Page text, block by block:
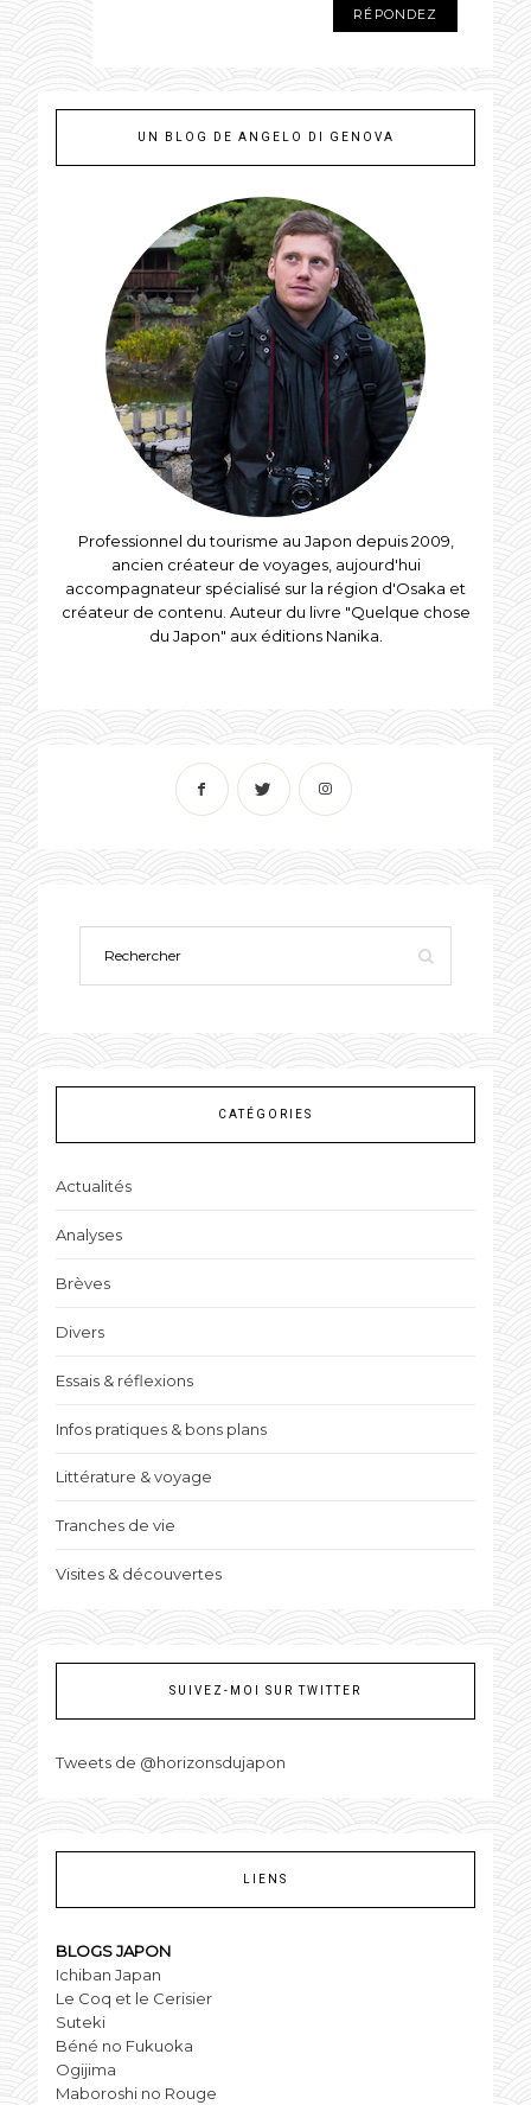
RÉPONDEZ
UN BLOG DE ANGELO DI GENOVA
Professionnel du tourisme au Japon depuis 2009,
ancien créateur de voyages, aujourd'hui
accompagnateur spécialisé sur la région d'Osaka et
créateur de contenu. Auteur du livre "Quelque chose
du Japon" aux éditions Nanika.
CATÉGORIES
Actualités
Analyses
Brèves
Divers
Essais & réflexions
Infos pratiques & bons plans
Littérature & voyage
Tranches de vie
Visites & découvertes
SUIVEZ-MOI SUR TWITTER
Tweets de @horizonsdujapon
LIENS
BLOGS JAPON
Ichiban Japan
Le Coq et le Cerisier
Suteki
Béné no Fukuoka
Ogijima
Maboroshi no Rouge